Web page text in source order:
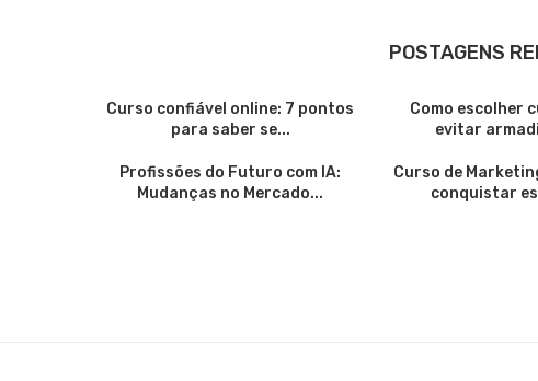
POSTAGENS
Curso confiável online: 7 pontos
para saber se...
Como escolher
evitar
Profissões do Futuro com IA:
Mudanças no Mercado...
Curso de
conquistar